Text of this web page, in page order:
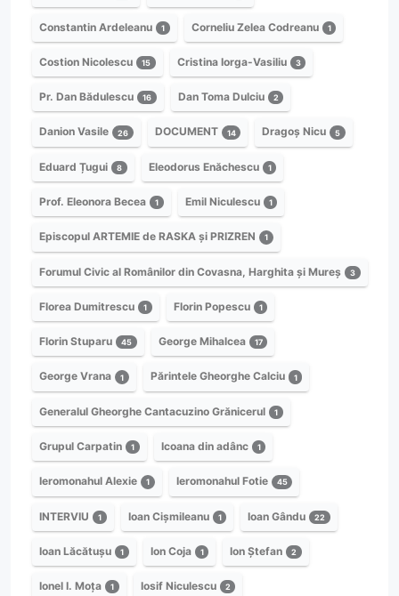
Constantin Ardeleanu 1 Corneliu Zelea Codreanu 1
Costion Nicolescu 15 Cristina Iorga-Vasiliu 3
Pr. Dan Bădulescu 16 Dan Toma Dulciu 2
Danion Vasile 26 DOCUMENT 14 Dragoș Nicu 5
Eduard Țugui 8 Eleodorus Enăchescu 1
Prof. Eleonora Becea 1 Emil Niculescu 1
Episcopul ARTEMIE de RASKA și PRIZREN 1
Forumul Civic al Românilor din Covasna, Harghita și Mureș 3
Florea Dumitrescu 1 Florin Popescu 1
Florin Stuparu 45 George Mihalcea 17
George Vrana 1 Părintele Gheorghe Calciu 1
Generalul Gheorghe Cantacuzino Grănicerul 1
Grupul Carpatin 1 Icoana din adânc 1
Ieromonahul Alexie 1 Ieromonahul Fotie 45
INTERVIU 1 Ioan Cișmileanu 1 Ioan Gându 22
Ioan Lăcătușu 1 Ion Coja 1 Ion Ștefan 2
Ionel I. Moța 1 Iosif Niculescu 2